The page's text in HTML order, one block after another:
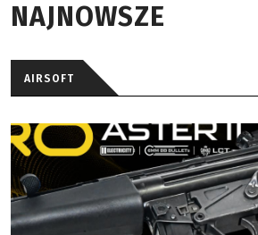
NAJNOWSZE
AIRSOFT